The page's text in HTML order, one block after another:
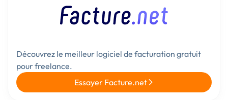
Découvrez le meilleur logiciel de facturation gratuit
pour freelance.
Essayer Facture.net